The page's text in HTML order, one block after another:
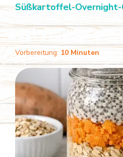
Süßkartoffel-
Vorbereitung: 10 Minuten